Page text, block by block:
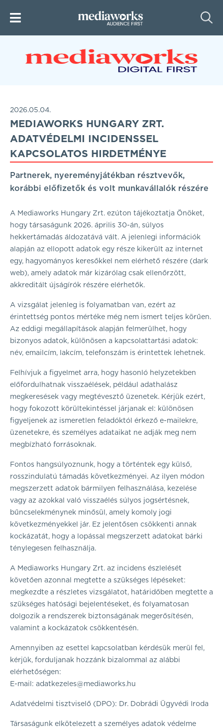
2026.05.04.
MEDIAWORKS HUNGARY ZRT.
ADATVÉDELMI INCIDENSSEL
KAPCSOLATOS HIRDETMÉNYE
Partnerek, nyereményjátékban résztvevők,
korábbi előfizetők és volt munkavállalók részére
A Mediaworks Hungary Zrt. ezúton tájékoztatja Önöket,
hogy társaságunk 2026. április 30-án, súlyos
hekkertámadás áldozatává vált. A jelenlegi információk
alapján az ellopott adatok egy része kikerült az internet
egy, hagyományos keresőkkel nem elérhető részére (dark
web), amely adatok már kizárólag csak ellenőrzött,
akkreditált újságírók részére elérhetők.
A vizsgálat jelenleg is folyamatban van, ezért az
érintettség pontos mértéke még nem ismert teljes körűen.
Az eddigi megállapítások alapján felmerülhet, hogy
bizonyos adatok, különösen a kapcsolattartási adatok:
név, emailcím, lakcím, telefonszám is érintettek lehetnek.
Felhívjuk a figyelmet arra, hogy hasonló helyzetekben
előfordulhatnak visszaélések, például adathalász
megkeresések vagy megtévesztő üzenetek. Kérjük ezért,
hogy fokozott körültekintéssel járjanak el: különösen
figyeljenek az ismeretlen feladóktól érkező e-mailekre,
üzenetekre, és személyes adataikat ne adják meg nem
megbízható forrásoknak.
Fontos hangsúlyoznunk, hogy a történtek egy külső,
rosszindulatú támadás következményei. Az ilyen módon
megszerzett adatok bármilyen felhasználása, kezelése
vagy az azokkal való visszaélés súlyos jogsértésnek,
bűncselekménynek minősül, amely komoly jogi
következményekkel jár. Ez jelentősen csökkenti annak
kockázatát, hogy a lopással megszerzett adatokat bárki
ténylegesen felhasználja.
A Mediaworks Hungary Zrt. az incidens észlelését
követően azonnal megtette a szükséges lépéseket:
megkezdte a részletes vizsgálatot, határidőben megtette a
szükséges hatósági bejelentéseket, és folyamatosan
dolgozik a rendszerek biztonságának megerősítésén,
valamint a kockázatok csökkentésén.
Amennyiben az esettel kapcsolatban kérdésük merül fel,
kérjük, forduljanak hozzánk bizalommal az alábbi
elérhetőségen:
E-mail: adatkezeles@mediaworks.hu
Adatvédelmi tisztviselő (DPO): Dr. Dobrádi Ügyvédi Iroda
Társaságunk elkötelezett a személyes adatok védelme